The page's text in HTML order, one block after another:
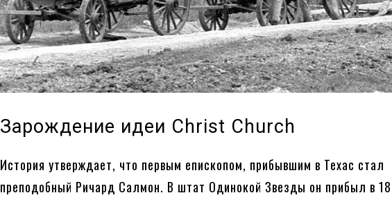
Зарождение идеи Christ Church
История утверждает, что первым епископом, прибывшим в Техас стал
преподобный Ричард Салмон. В штат Одинокой Звезды он прибыл в